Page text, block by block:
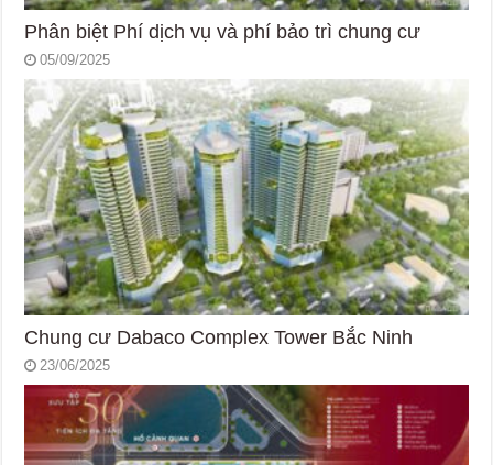
Phân biệt Phí dịch vụ và phí bảo trì chung cư
05/09/2025
Chung cư Dabaco Complex Tower Bắc Ninh
23/06/2025